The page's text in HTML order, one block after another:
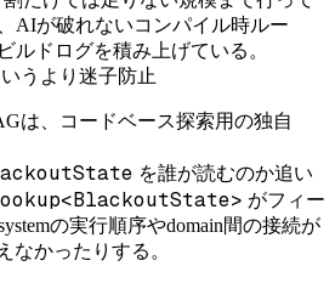
AIが破れないコンパイル時ルー
ルドログを積み上げている。
うより迷子防止
は、コードベース探索用の独自
を誰が読むのか追い
がフィー
の実行順序やdomain間の接続が
なかったりする。